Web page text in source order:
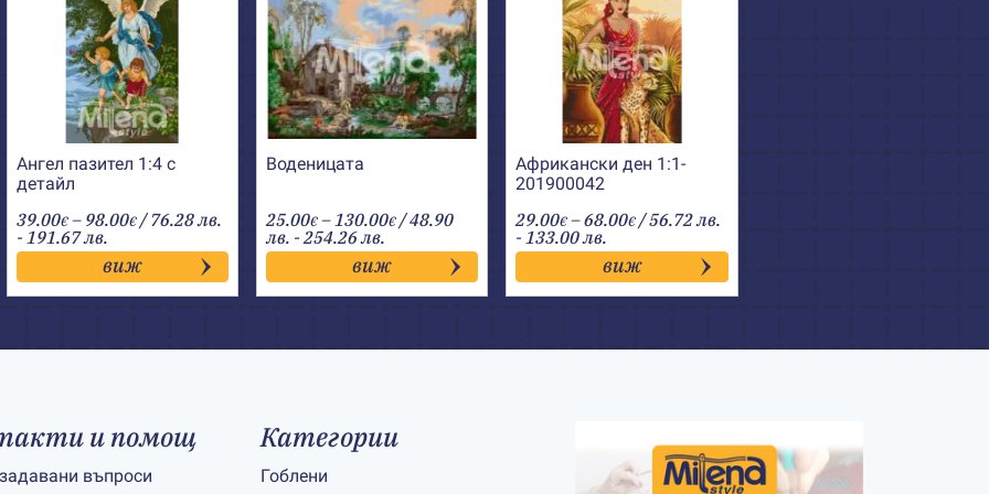
Ангел пазител 1:4 с
детайл
39.00€ – 98.00€Price
range:
39.00€
through
98.00€
/ 76.28 лв.
- 191.67 лв.
виж
Воденицата
25.00€ –130.00€Price
range:
25.00€
through
130.00€
/ 48.90
лв. - 254.26 лв.
виж
Африкански ден 1:1-
201900042
29.00€ –68.00€Price
range:
29.00€
through
68.00€
/ 56.72 лв.
- 133.00 лв.
виж
и помощ
въпроси
Категории
Гоблени